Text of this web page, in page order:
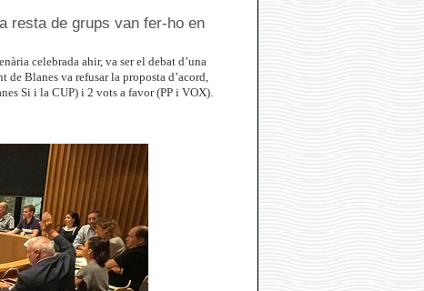
resta de grups van fer-ho en
celebrada ahir, va ser el debat d’una
Blanes va refusar la proposta d’acord,
Si i la CUP) i 2 vots a favor (PP i VOX).